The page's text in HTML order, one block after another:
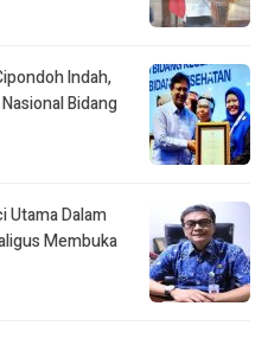
lndah,
Bidang
Utama Dalam
Membuka